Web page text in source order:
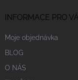
INFORMACE PRO
Moje objednávka
BLOG
O NÁS